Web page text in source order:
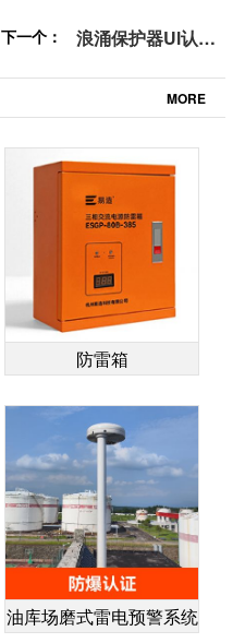
下一个：
浪涌保护器Ul认证-
MORE
防雷箱
油库场磨式雷电预警系统